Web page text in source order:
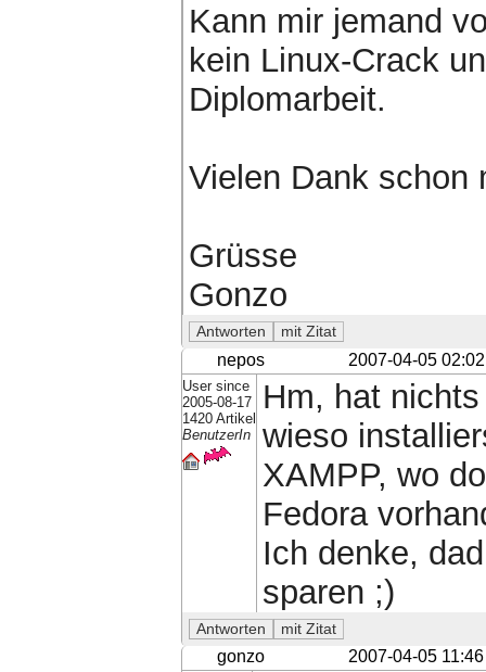
Kann mir jemand
kein Linux-Crack
Diplomarbeit.
Vielen Dank schon
Grüsse
Gonzo
nepos 2007-04-05 02:02
User since
2005-08-17
1420 Artikel
BenutzerIn
Hm, hat
wieso
XAMPP, wo
Fedora
Ich denke,
sparen ;)
gonzo 2007-04-05 11:46